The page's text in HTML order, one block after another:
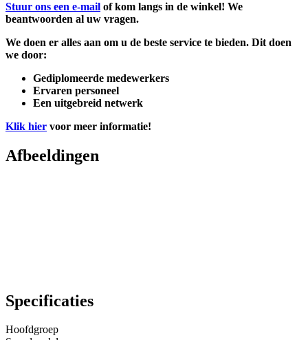
Stuur ons een e-mail of kom langs in de winkel! We
beantwoorden al uw vragen.
We doen er alles aan om u de beste service te bieden. Dit doen
we door:
Gediplomeerde medewerkers
Ervaren personeel
Een uitgebreid netwerk
Klik hier voor meer informatie!
Afbeeldingen
Specificaties
Hoofdgroep